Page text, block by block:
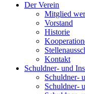
Der Verein
Mitglied
Vorstand
Historie
Kontakt
Schuldner- und
Schuldner-
Schuldner-